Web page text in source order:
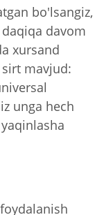
bo'lsangiz,
davom
xursand
mavjud:
unga hech